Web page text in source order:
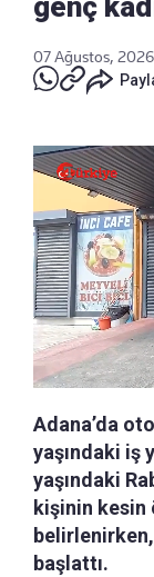
genç
07 Ağustos,
Adana’da
yaşındaki iş
yaşındaki
kişinin kesin
başlattı.